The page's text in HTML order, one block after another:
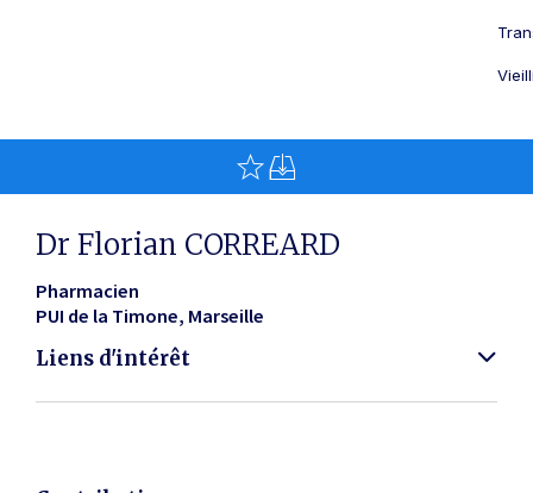
Dr Florian CORREARD
Pharmacien
PUI de la Timone Marseille
Liens d'intérêt